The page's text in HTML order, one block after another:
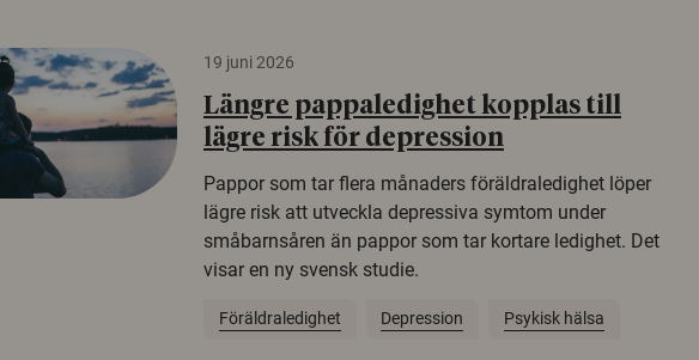
19 juni 2026
Längre pappaledighet kopplas till
lägre risk för depression
Pappor som tar flera månaders föräldraledighet löper
lägre risk att utveckla depressiva symtom under
småbarnsåren än pappor som tar kortare ledighet. Det
visar en ny svensk studie.
Föräldraledighet Depression Psykisk hälsa